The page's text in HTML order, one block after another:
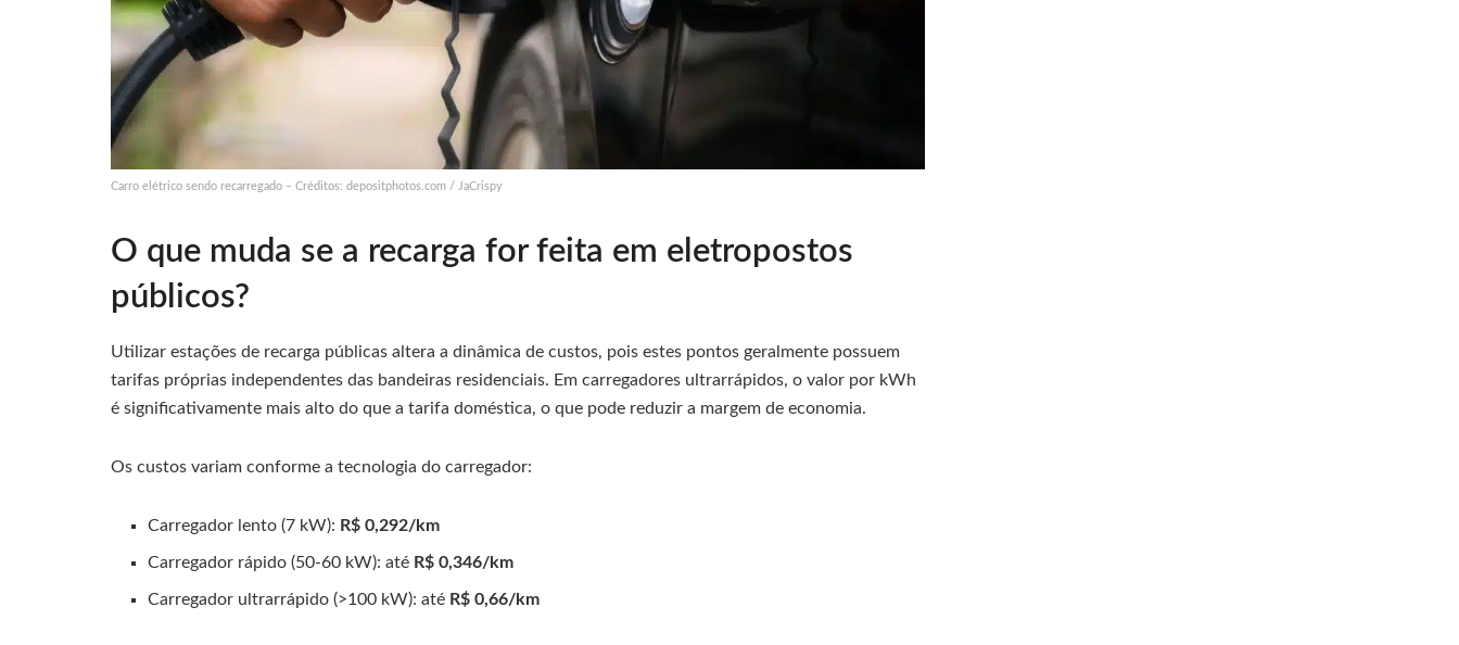
Carro elétrico sendo recarregado – Créditos: depositphotos.com / JaCrispy
O que muda se a recarga for feita em eletropostos
públicos?
Utilizar estações de recarga públicas altera a dinâmica de custos, pois estes pontos geralmente possuem
tarifas próprias independentes das bandeiras residenciais. Em carregadores ultrarrápidos, o valor por kWh
é significativamente mais alto do que a tarifa doméstica, o que pode reduzir a margem de economia.
Os custos variam conforme a tecnologia do carregador:
Carregador lento (7 kW): R$ 0,292/km
Carregador rápido (50-60 kW): até R$ 0,346/km
Carregador ultrarrápido (>100 kW): até R$ 0,66/km